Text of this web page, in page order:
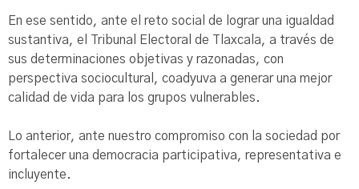
En ese sentido, ante el reto social de lograr una igualdad
sustantiva, el Tribunal Electoral de Tlaxcala, a través de
sus determinaciones objetivas y razonadas, con
perspectiva sociocultural, coadyuva a generar una mejor
calidad de vida para los grupos vulnerables.
Lo anterior, ante nuestro compromiso con la sociedad por
fortalecer una democracia participativa, representativa e
incluyente.